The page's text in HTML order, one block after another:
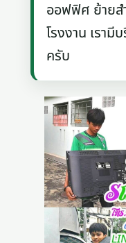
ออฟฟิศ ย้ายส
โรงงาน เรา
ครับ